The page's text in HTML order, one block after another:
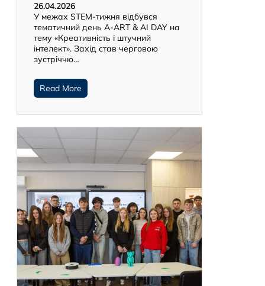
26.04.2026
У межах STEM-тижня відбувся
тематичний день A-ART & AI DAY на
тему «Креативність і штучний
інтелект». Захід став черговою
зустріччю…
Read More